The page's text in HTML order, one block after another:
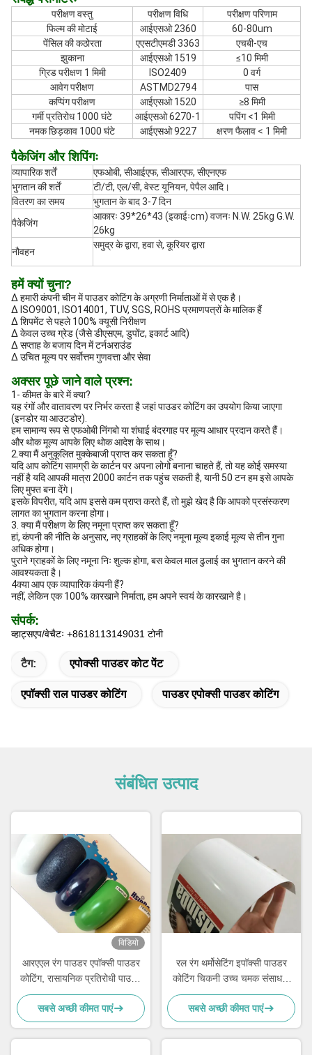
परीक्षण वस्तु परीक्षण विधि
परीक्षण परिणाम
फिल्म की मोटाई
आईएसओ 2360
60-80um
पेंसिल की कठोरता
एएसटीएमडी 3363
एचबी-एच
झुकाना
आईएसओ 1519
≤10 मिमी
ग्रिड परीक्षण 1 मिमी
ISO2409
0 वर्ग
आवेग परीक्षण
ASTMD2794
पास
कप्पिंग परीक्षण
आईएसओ 1520
≥8 मिमी
गर्मी प्रतिरोध 1000 घंटे
आईएसओ 6270-1
पपिंग <1 मिमी
नमक छिड़काव 1000 घंटे
आईएसओ 9227 क्षरण फैलाव < 1 मिमी
पैकेजिंग और शिपिंगः
व्यापारिक शर्तें
एफओबी, सीआईएफ, सीआरएफ, सीएनएफ
भुगतान की शर्तें
टी/टी, एल/सी, वेस्ट यूनियन, पेपैल आदि।
वितरण का समय
भुगतान के बाद 3-7 दिन
पैकेजिंग
आकारः 39*26*43 (इकाईःcm) वजनः N.W. 25kg G.W.
26kg
नौवहन
समुद्र के द्वारा, हवा से, कूरियर द्वारा
हमें क्यों चुना?
Δ हमारी कंपनी चीन में पाउडर कोटिंग के अग्रणी निर्माताओं में से एक है।
Δ ISO9001, ISO14001, TUV, SGS, ROHS प्रमाणपत्रों के मालिक हैं
Δ शिपमेंट से पहले 100% क्यूसी निरीक्षण
Δ केवल उच्च ग्रेड (जैसे डीएसएम, डुपोंट, इकार्ट आदि)
Δ सप्ताह के बजाय दिन में टर्नअराउंड
Δ उचित मूल्य पर सर्वोत्तम गुणवत्ता और सेवा
अक्सर पूछे जाने वाले प्रश्न:
1- कीमत के बारे में क्या?
यह रंगों और वातावरण पर निर्भर करता है जहां पाउडर कोटिंग का उपयोग किया जाएगा
(इनडोर या आउटडोर).
हम सामान्य रूप से एफओबी निंगबो या शंघाई बंदरगाह पर मूल्य आधार प्रदान करते हैं।
और थोक मूल्य आपके लिए थोक आदेश के साथ।
2.क्या मैं अनुकूलित मुक्केबाजी प्राप्त कर सकता हूँ?
यदि आप कोटिंग सामग्री के कार्टन पर अपना लोगो बनाना चाहते हैं, तो यह कोई समस्या
नहीं है यदि आपकी मात्रा 2000 कार्टन तक पहुंच सकती है, यानी 50 टन हम इसे आपके
लिए मुफ्त बना देंगे।
इसके विपरीत, यदि आप इससे कम प्राप्त करते हैं, तो मुझे खेद है कि आपको प्रसंस्करण
लागत का भुगतान करना होगा।
3. क्या मैं परीक्षण के लिए नमूना प्राप्त कर सकता हूँ?
हां, कंपनी की नीति के अनुसार, नए ग्राहकों के लिए नमूना मूल्य इकाई मूल्य से तीन गुना
अधिक होगा।
पुराने ग्राहकों के लिए नमूना निः शुल्क होगा, बस केवल माल ढुलाई का भुगतान करने की
आवश्यकता है।
4क्या आप एक व्यापारिक कंपनी हैं?
नहीं, लेकिन एक 100% कारखाने निर्माता, हम अपने स्वयं के कारखाने है।
संपर्क:
व्हाट्सएप/वेचैटः +8618113149031 टोनी
टैग: एपोक्सी पाउडर कोट पेंट
एपॉक्सी राल पाउडर कोटिंग पाउडर एपोक्सी पाउडर कोटिंग
संबंधित उत्पाद
विडियो
आरएएल रंग पाउडर एपॉक्सी पाउडर
कोटिंग, रासायनिक प्रतिरोधी पाउडर
कोटिंग
सबसे अच्छी कीमत पाएं
रल रंग थर्मोसेटिंग इपॉक्सी पाउडर
कोटिंग चिकनी उच्च चमक संसाधनों
की बचत
सबसे अच्छी कीमत पाएं